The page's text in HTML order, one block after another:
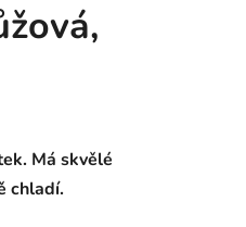
Má skvělé
chladí.